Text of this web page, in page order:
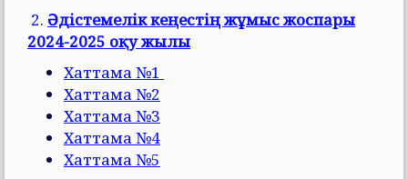
2. Әдістемелік кеңестің жұмыс жоспары
2024-2025 оқу жылы
Хаттама №1
Хаттама №2
Хаттама №3
Хаттама №4
Хаттама №5